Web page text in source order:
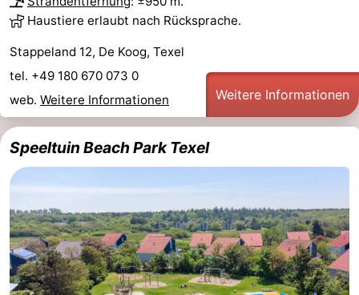
Haustiere erlaubt nach Rücksprache.
Stappeland 12, De Koog, Texel
tel. +49 180 670 073 0
web. Weitere Informationen Weitere Informationen
Speeltuin Beach Park Texel